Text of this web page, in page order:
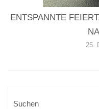
ENTSPANNTE
25.
Suchen